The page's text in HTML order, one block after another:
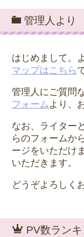
管理人より
はじめまして。
マップはこちら
管理人にご質問
フォーム より、
なお、ライター
らのフォームか
ージをいただけ
いただきます。
どうぞよろしく
PV数ラン